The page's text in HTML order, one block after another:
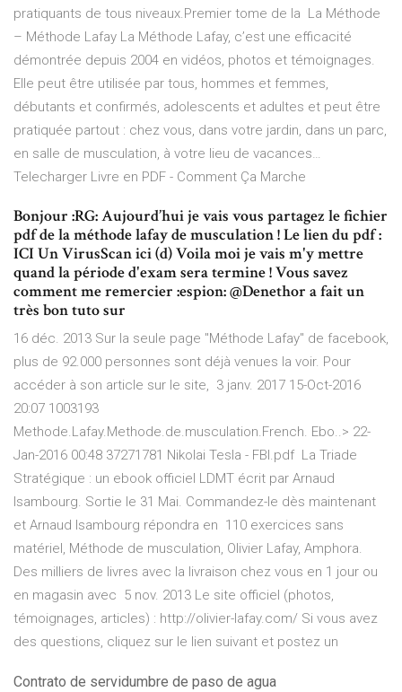
pratiquants de tous niveaux.Premier tome de la La Méthode
– Méthode Lafay La Méthode Lafay, c’est une efficacité
démontrée depuis 2004 en vidéos, photos et témoignages.
Elle peut être utilisée par tous, hommes et femmes,
débutants et confirmés, adolescents et adultes et peut être
pratiquée partout : chez vous, dans votre jardin, dans un parc,
en salle de musculation, à votre lieu de vacances…
Telecharger Livre en PDF - Comment Ça Marche
Bonjour :RG: Aujourd’hui je vais vous partagez le fichier
pdf de la méthode lafay de musculation ! Le lien du pdf :
ICI Un VirusScan ici (d) Voila moi je vais m'y mettre
quand la période d'exam sera termine ! Vous savez
comment me remercier :espion: @Denethor a fait un
très bon tuto sur
16 déc. 2013 Sur la seule page "Méthode Lafay" de facebook,
plus de 92.000 personnes sont déjà venues la voir. Pour
accéder à son article sur le site, 3 janv. 2017 15-Oct-2016
20:07 1003193
Methode.Lafay.Methode.de.musculation.French. Ebo..> 22-
Jan-2016 00:48 37271781 Nikolai Tesla - FBI.pdf La Triade
Stratégique : un ebook officiel LDMT écrit par Arnaud
Isambourg. Sortie le 31 Mai. Commandez-le dès maintenant
et Arnaud Isambourg répondra en 110 exercices sans
matériel, Méthode de musculation, Olivier Lafay, Amphora.
Des milliers de livres avec la livraison chez vous en 1 jour ou
en magasin avec 5 nov. 2013 Le site officiel (photos,
témoignages, articles) : http://olivier-lafay.com/ Si vous avez
des questions, cliquez sur le lien suivant et postez un
Contrato de servidumbre de paso de agua